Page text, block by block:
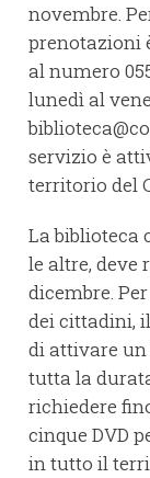
novembre.
prenotazioni
al numero
lunedì al
servizio è
territorio del
La biblioteca
le altre, deve
dicembre.
dei cittadini,
di attivare
tutta la
richiedere
cinque DVD
in tutto il